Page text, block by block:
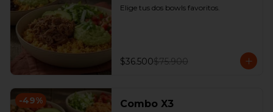
Elige tus dos bowls favoritos.
$36.500$75.900
-49% Combo X3